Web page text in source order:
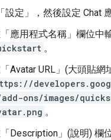
定」
，然後設定 Chat
應用程式名稱」 欄位中
。
Avatar URL」(大頭貼網
ons/images/
。
Description」(說明) 欄